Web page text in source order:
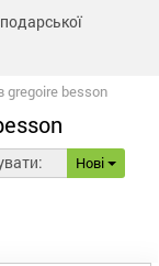
gregoire besson
Нові